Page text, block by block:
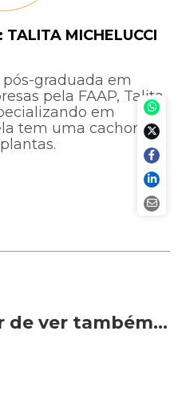
MICHELUCCI
graduada em
pela FAAP, Talita
em
tem uma cachorra
de ver também…